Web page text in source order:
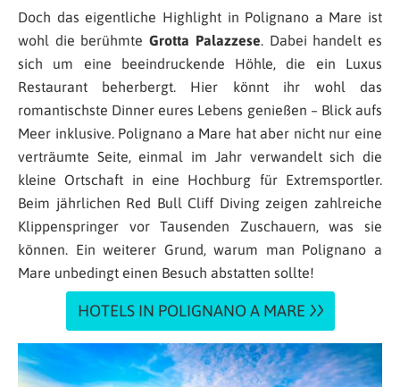
Doch das eigentliche Highlight in Polignano a Mare ist
wohl die berühmteGrotta Palazzese. Dabei handelt es
sich um eine beeindruckende Höhle, die ein Luxus
Restaurant beherbergt. Hier könnt ihr wohl das
romantischste Dinner eures Lebens genießen – Blick aufs
Meer inklusive. Polignano a Mare hat aber nicht nur eine
verträumte Seite, einmal im Jahr verwandelt sich die
kleine Ortschaft in eine Hochburg für Extremsportler.
Beim jährlichen Red Bull Cliff Diving zeigen zahlreiche
Klippenspringer vor Tausenden Zuschauern, was sie
können. Ein weiterer Grund, warum man Polignano a
Mare unbedingt einen Besuch abstatten sollte!
HOTELS IN POLIGNANO A MARE